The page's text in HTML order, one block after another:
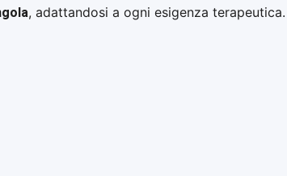
, adattandosi a ogni esigenza terapeutica.